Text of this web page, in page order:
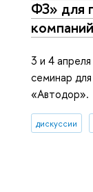
ФЗ» для
3 и 4
семинар
«Автодор».
дискуссии